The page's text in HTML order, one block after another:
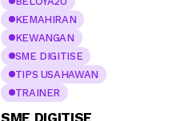
KEMAHIRAN
KEWANGAN
SME DIGITISE
TIPS USAHAWAN
TRAINER
SME DIGITISE